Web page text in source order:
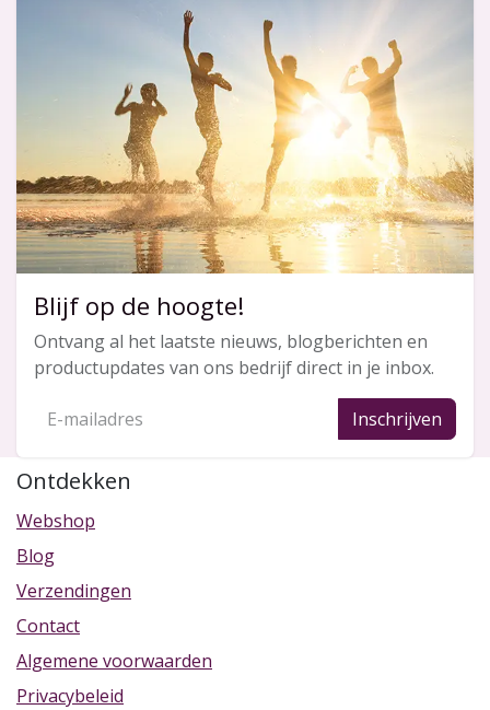
Blijf op de hoogte!
Ontvang al het laatste nieuws, blogberichten en
productupdates van ons bedrijf direct in je inbox.
Inschrijven
Ontdekken
Webshop
Blog
Verzendingen
Contact
Algemene voorwaarden
Privacybeleid